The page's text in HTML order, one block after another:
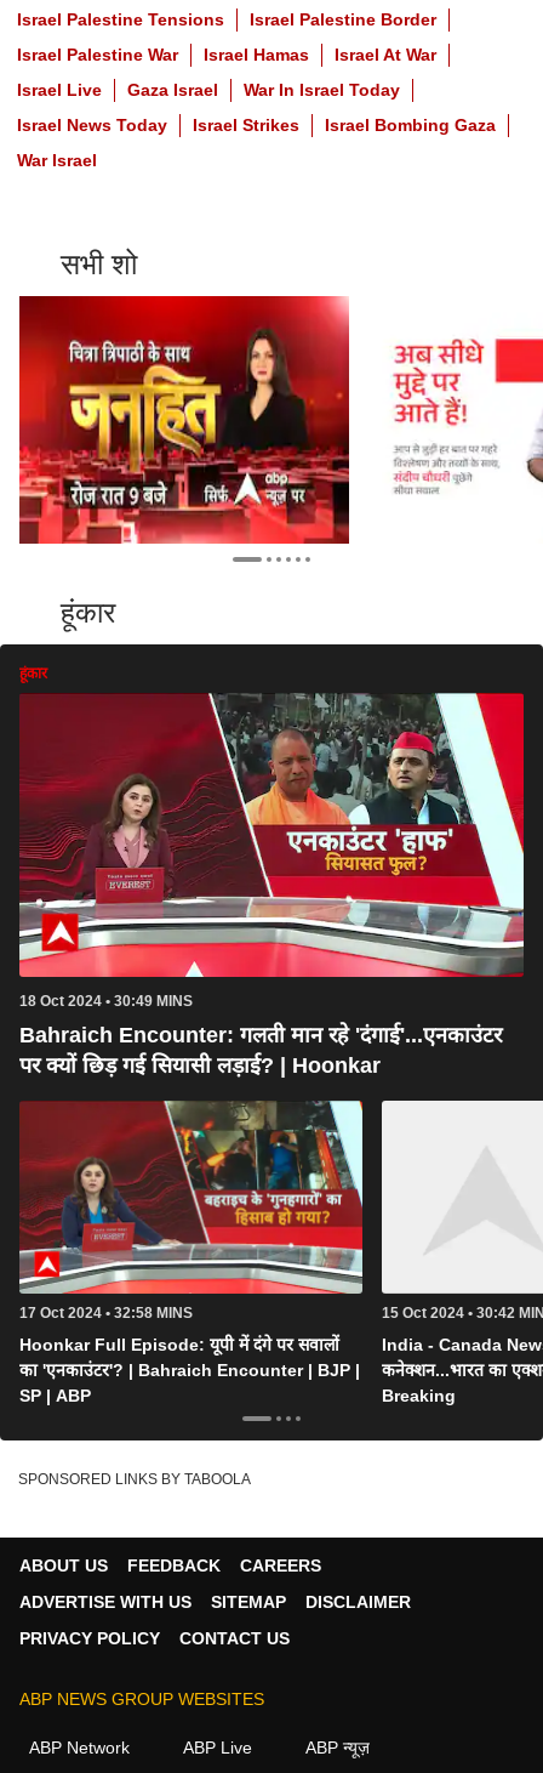
Israel Palestine Tensions
Israel Palestine Border
Israel Palestine War
Israel Hamas
Israel At War
Israel Live
Gaza Israel
War In Israel Today
Israel News Today
Israel Strikes
Israel Bombing Gaza
War Israel
सभी शो
हूंकार
हूंकार
18 Oct 2024 • 30:49 MINS
Bahraich Encounter: गलती मान रहे 'दंगाई'...एनकाउंटर
पर क्यों छिड़ गई सियासी लड़ाई? | Hoonkar
17 Oct 2024 • 32:58 MINS
Hoonkar Full Episode: यूपी में दंगे पर सवालों
का 'एनकाउंटर'? | Bahraich Encounter | BJP |
SP | ABP
15 Oct 2024 • 30:42
India - Canada News
कनेक्शन...भारत का
Breaking
SPONSORED LINKS BY TABOOLA
ABOUT US FEEDBACK
CAREERS
ADVERTISE WITH US
SITEMAP
DISCLAIMER
PRIVACY POLICY
CONTACT US
ABP NEWS GROUP WEBSITES
ABP Network ABP Live ABP न्यूज़